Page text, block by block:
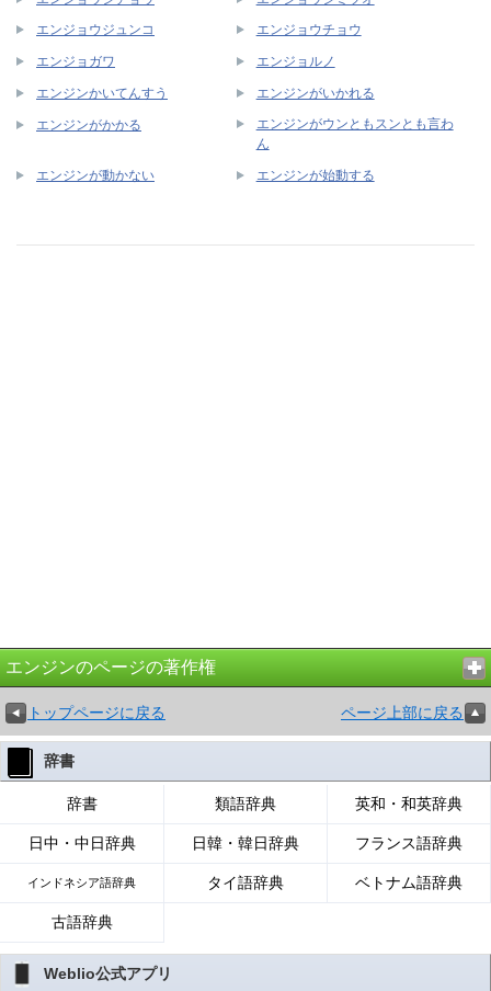
エンジョウジュンコ エンジョウチョウ
エンジョガワ エンジョルノ
エンジンかいてんすう エンジンがいかれる
エンジンがかかる
エンジンがウンともスンとも言わ
ん
エンジンが動かない エンジンが始動する
エンジンのページの著作権
トップページに戻る ページ上部に戻る
辞書
辞書 類語辞典 英和・和英辞典
日中・中日辞典 日韓・韓日辞典 フランス語辞典
インドネシア語辞典 タイ語辞典 ベトナム語辞典
古語辞典
Weblio公式アプリ